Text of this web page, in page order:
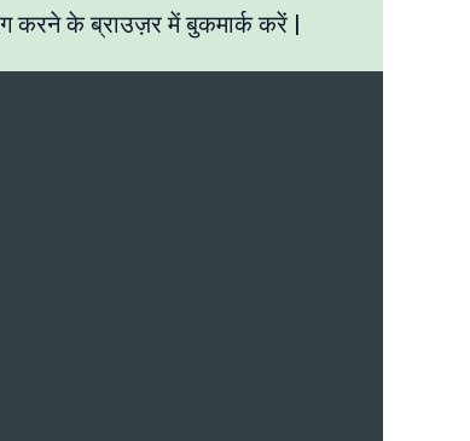
करने के ब्राउज़र में बुकमार्क करें |